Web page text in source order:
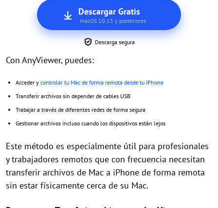
Descargar Gratis
macOS 10.15 y posteriores
Descarga segura
Con AnyViewer, puedes:
Acceder y controlar tu Mac de forma remota desde tu iPhone
Transferir archivos sin depender de cables USB
Trabajar a través de diferentes redes de forma segura
Gestionar archivos incluso cuando los dispositivos están lejos
Este método es especialmente útil para profesionales
y trabajadores remotos que con frecuencia necesitan
transferir archivos de Mac a iPhone de forma remota
sin estar físicamente cerca de su Mac.